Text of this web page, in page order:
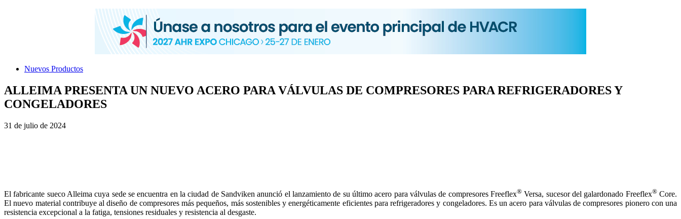
Nuevos Productos
ALLEIMA PRESENTA UN NUEVO ACERO PARA VÁLVULAS DE COMPRESORES PARA REFRIGERADORES Y
CONGELADORES
31 de julio de 2024
El fabricante sueco Alleima cuya sede se encuentra en la ciudad de Sandviken anunció el lanzamiento de su último acero para válvulas de compresores Freeflex® Versa, sucesor del galardonado Freeflex®Core.
El nuevo material contribuye al diseño de compresores más pequeños, más sostenibles y energéticamente eficientes para refrigeradores y congeladores. Es un acero para válvulas de compresores pionero con una
resistencia excepcional a la fatiga, tensiones residuales y resistencia al desgaste.